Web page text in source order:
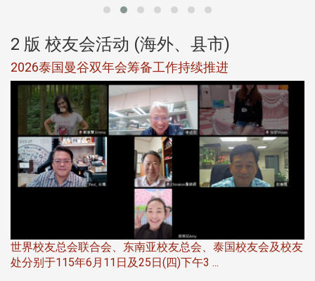
2 版 校友会活动 (海外、县市)
2026泰国曼谷双年会筹备工作持续推进
世界校友总会联合会、东南亚校友总会、泰国校友会及校友
处分别于115年6月11日及25日(四)下午3 ...